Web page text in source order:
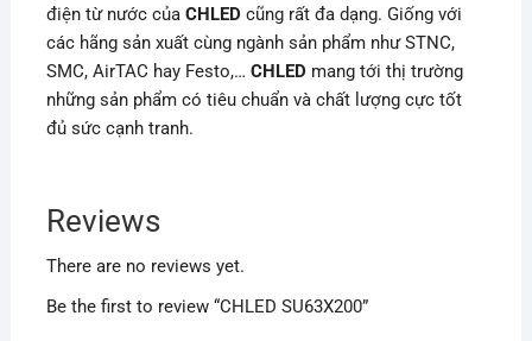
điện từ nước của CHLED cũng rất đa dạng. Giống với
các hãng sản xuất cùng ngành sản phẩm như STNC,
SMC, AirTAC hay Festo,… CHLED mang tới thị trường
những sản phẩm có tiêu chuẩn và chất lượng cực tốt
đủ sức cạnh tranh.
Reviews
There are no reviews yet.
Be the first to review “CHLED SU63X200”